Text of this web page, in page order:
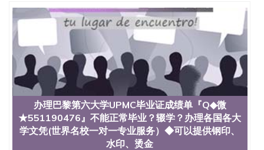
办理巴黎第六大学UPMC毕业证成绩单『Q◆微
★551190476』不能正常毕业？辍学？办理各国各大
学文凭(世界名校一对一专业服务）◆可以提供钢印、
水印、烫金